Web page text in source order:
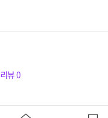
리뷰0